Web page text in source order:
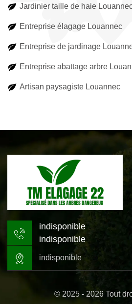
Jardinier taille de haie
Entreprise élagage Louannec
Entreprise de jardinage
Entreprise abattage arbre
Artisan paysagiste Louannec
indisponible
indisponible
indisponible
© 2025 - 2026 Tout